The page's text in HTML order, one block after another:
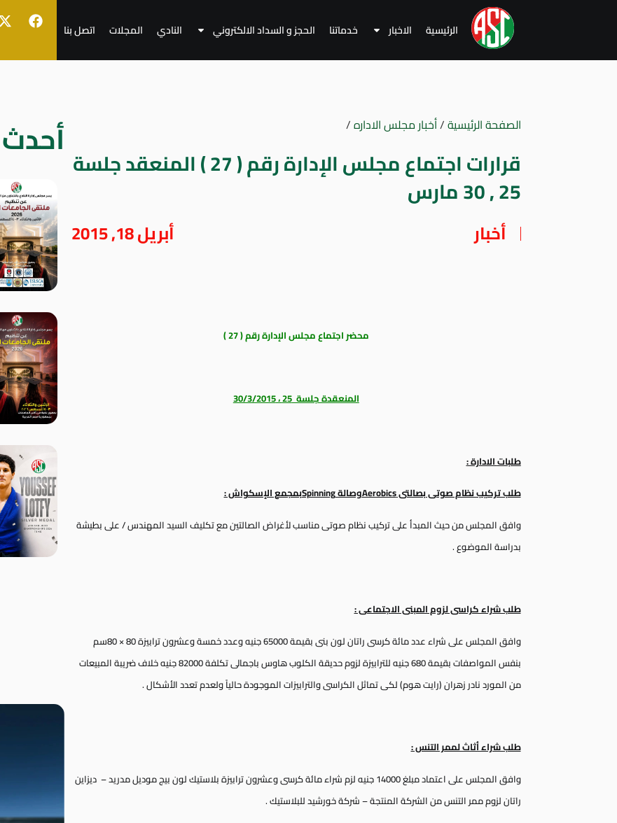
الرئيسية الاخبار خدماتنا الحجز و السداد الالكتروني النادي المجلات اتصل بنا
الصفحة الرئيسية/أخبار مجلس الاداره/
قرارات اجتماع مجلس الإدارة رقم ( 27 ) المنعقد جلسة
25 , 30 مارس
أخبار أبريل 18, 2015
محضر اجتماع مجلس الإدارة رقم ( 27 )
المنعقدة جلسة 25 ، 30/3/2015
طلباتالادارة :
طلب تركيب نظام صوتى بصالتىAerobicsوصالةSpinningبمجمع الإسكواش :
وافق المجلس من حيث المبدأ على تركيب نظام صوتى مناسب لأغراض الصالتين مع تكليف السيد المهندس / على بطيشة
بدراسة الموضوع .
طلب شراء كراسى لزوم المبنى الاجتماعى :
وافق المجلس على شراء عدد مائة كرسى راتان لون بنى بقيمة 65000 جنيه وعدد خمسة وعشرون ترابيزة 80 × 80سم
بنفس المواصفات بقيمة 680 جنيه للترابيزة لزوم حديقة الكلوب هاوس باجمالى تكلفة 82000 جنيه خلاف ضريبة المبيعات
من المورد نادر زهران (رايت هوم) لكى تماثل الكراسى والترابيزات الموجودة حالياً ولعدم تعدد الأشكال .
طلب شراء أثاث لممر التنس :
وافق المجلس على اعتماد مبلغ 14000 جنيه لزم شراء مائة كرسى وعشرون ترابيزة بلاستيك لون بيج موديل مدريد – ديزاين
راتان لزوم ممر التنس من الشركة المنتجة – شركة خورشيد للبلاستيك .
أحدث